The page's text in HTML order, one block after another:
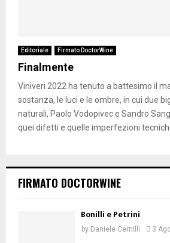
Editoriale Firmato DoctorWine
Finalmente
Viniveri 2022 ha tenuto a battesimo il
sostanza, le luci e le ombre, in cui due
naturali, Paolo Vodopivec e Sandro
quei difetti e quelle imperfezioni tecniche
FIRMATO DOCTORWINE
Bonilli e Petrini
by Daniele Cernilli 3